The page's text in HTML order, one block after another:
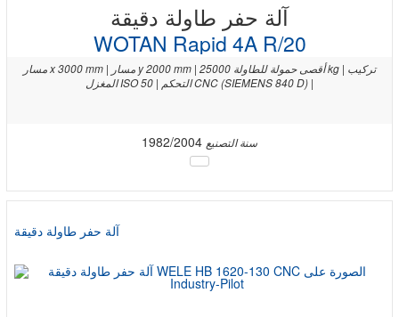
آلة حفر طاولة دقيقة
WOTAN Rapid 4A R/20
مسار x 3000 mm | مسار y 2000 mm | أقصى حمولة للطاولة 25000 kg | تركيب
المغزل ISO 50 | التحكم CNC (SIEMENS 840 D) |
سنة التصنيع
آلة حفر طاولة دقيقة